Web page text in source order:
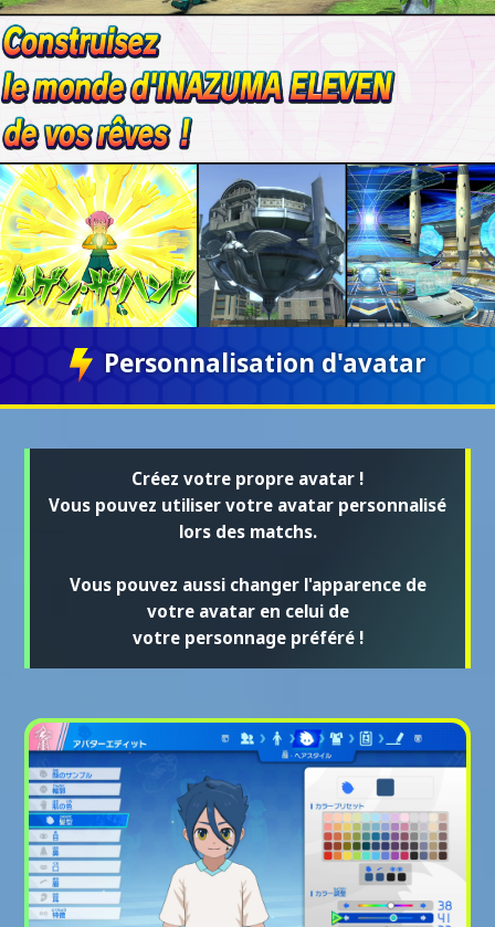
Personnalisation d'avatar
Créez votre propre avatar !
Vous pouvez utiliser votre avatar personnalisé
lors des matchs.
Vous pouvez aussi changer l'apparence de
votre avatar en celui de
votre personnage préféré !